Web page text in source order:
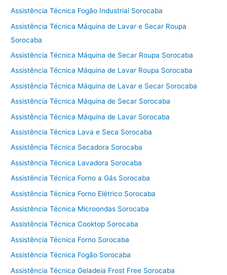
Assistência Técnica Fogão Industrial Sorocaba
Assistência Técnica Máquina de Lavar e Secar Roupa
Sorocaba
Assistência Técnica Máquina de Secar Roupa Sorocaba
Assistência Técnica Máquina de Lavar Roupa Sorocaba
Assistência Técnica Máquina de Lavar e Secar Sorocaba
Assistência Técnica Máquina de Secar Sorocaba
Assistência Técnica Máquina de Lavar Sorocaba
Assistência Técnica Lava e Seca Sorocaba
Assistência Técnica Secadora Sorocaba
Assistência Técnica Lavadora Sorocaba
Assistência Técnica Forno a Gás Sorocaba
Assistência Técnica Forno Elétrico Sorocaba
Assistência Técnica Microondas Sorocaba
Assistência Técnica Cooktop Sorocaba
Assistência Técnica Forno Sorocaba
Assistência Técnica Fogão Sorocaba
Assistência Técnica Geladeia Frost Free Sorocaba